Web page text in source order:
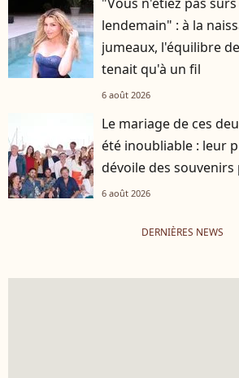
lendemain" : à la
jumeaux, l'équilibre
tenait qu'à un fil
6 août 2026
Le mariage de ces
été inoubliable : leur
dévoile des
6 août 2026
DERNIÈRES NEWS